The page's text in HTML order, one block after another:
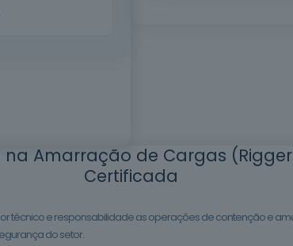
na Amarração de Cargas
Certificada
técnico e responsabilidade as operações de contenção e
do setor.